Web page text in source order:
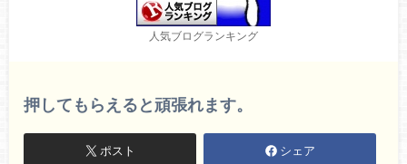
人気ブログランキング
押してもらえると頑張れます。
ポスト シェア